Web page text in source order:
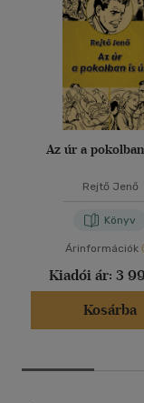
Az úr a
Rejtő Jenő
Könyv
Árinformációk
Kiadói ár: 3
Kosárba